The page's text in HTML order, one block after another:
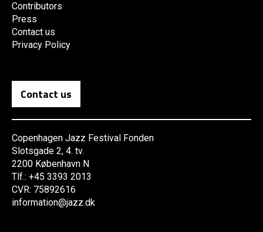
Contributors
Press
Contact us
Privacy Policy
Contact us
Copenhagen Jazz Festival Fonden
Slotsgade 2, 4. tv.
2200 København N
Tlf.: +45 3393 2013
CVR: 75892616
information@jazz.dk